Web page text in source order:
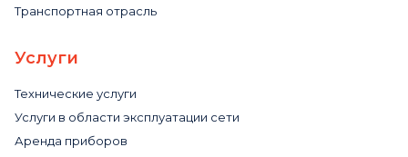
Транспортная отрасль
Услуги
Технические услуги
Услуги в области эксплуатации сети
Аренда приборов